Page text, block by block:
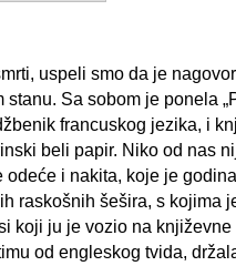
uspeli smo da je
Sa sobom je ponela
francuskog jezika, i
beli papir. Niko od nas
i nakita, koje je
raskošnih šešira, s kojima
koji ju je vozio na
od engleskog tvida,